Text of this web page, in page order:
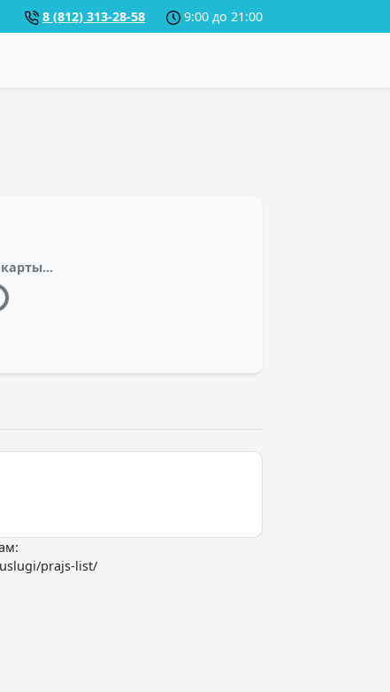
8 (812) 313-28-58 9:00 до 21:00
prajs-list/